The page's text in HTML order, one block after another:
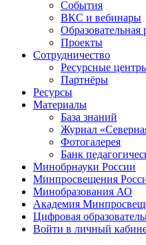
События
ВКС и вебинары
Образовательная
Проекты
Сотрудничество
Ресурсные
Партнёры
Ресурсы
Материалы
База знаний
Журнал
Фотогалерея
Банк
Минобрнауки России
Минпросвещения
Минобразования АО
Академия
Цифровая
Войти в личный